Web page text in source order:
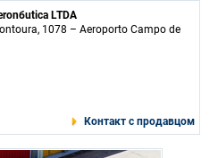
LTDA
1078 – Aeroporto Campo de
Контакт с продавцом